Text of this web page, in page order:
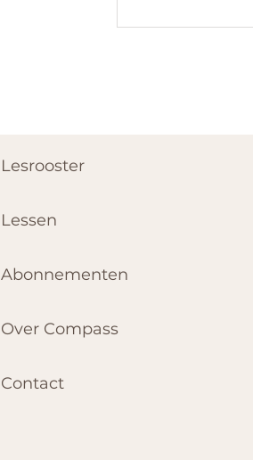
Lesrooster
Lessen
Abonnementen
Over Compass
Contact